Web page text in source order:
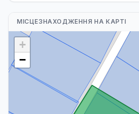
МІСЦЕЗНАХОДЖЕННЯ НА КАРТІ
+
−